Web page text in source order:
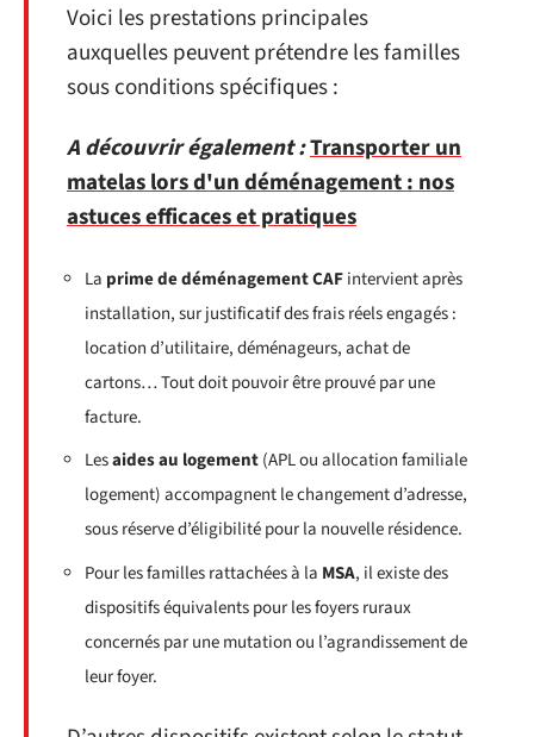
Voici les prestations principales
auxquelles peuvent prétendre les familles
sous conditions spécifiques :
A découvrir également :Transporter un
matelas lors d'un déménagement : nos
astuces efficaces et pratiques
La prime de déménagement CAFintervient après
installation, sur justificatif des frais réels engagés :
location d’utilitaire, déménageurs, achat de
cartons… Tout doit pouvoir être prouvé par une
facture.
Lesaides au logement(APL ou allocation familiale
logement) accompagnent le changement d’adresse,
sous réserve d’éligibilité pour la nouvelle résidence.
Pour les familles rattachées à la MSA, il existe des
dispositifs équivalents pour les foyers ruraux
concernés par une mutation ou l’agrandissement de
leur foyer.